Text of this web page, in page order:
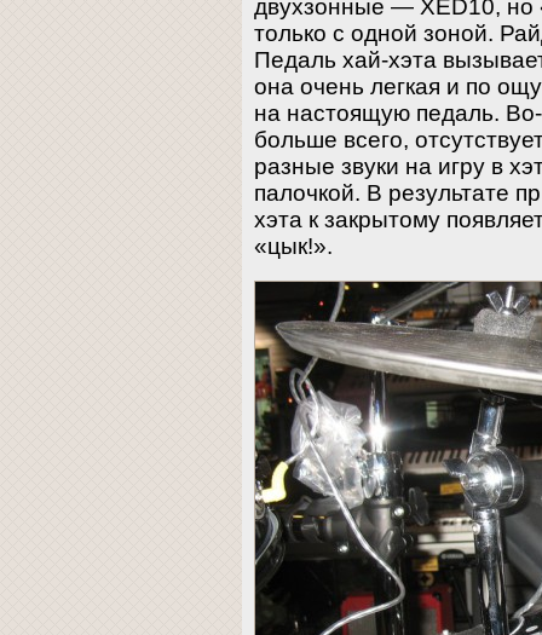
двухзонные — XED10, но
только с одной зоной.
Педаль хай-хэта
она очень легкая и по
на настоящую педаль.
больше всего,
разные звуки на игру в
палочкой. В результате
хэта к закрытому
«цык!».